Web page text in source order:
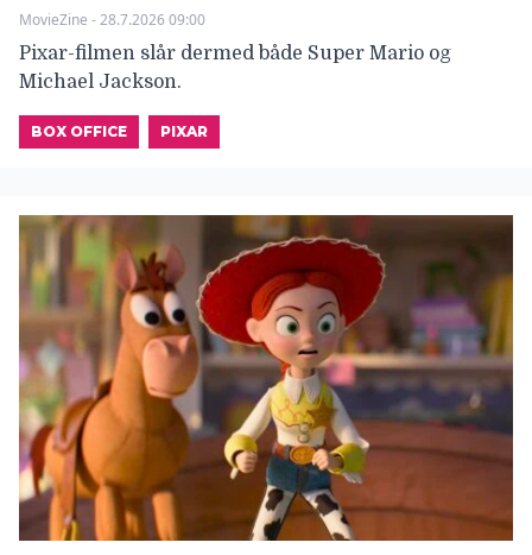
MovieZine - 28.7.2026 09:00
Pixar-filmen slår dermed både Super Mario og
Michael Jackson.
BOX OFFICE PIXAR